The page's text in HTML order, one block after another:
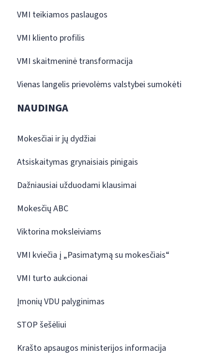
VMI teikiamos paslaugos
VMI kliento profilis
VMI skaitmeninė transformacija
Vienas langelis prievolėms valstybei sumokėti
NAUDINGA
Mokesčiai ir jų dydžiai
Atsiskaitymas grynaisiais pinigais
Dažniausiai užduodami klausimai
Mokesčių ABC
Viktorina moksleiviams
VMI kviečia į „Pasimatymą su mokesčiais“
VMI turto aukcionai
Įmonių VDU palyginimas
STOP šešėliui
Krašto apsaugos ministerijos informacija